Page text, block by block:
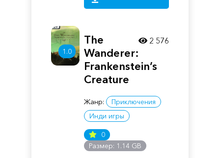
1.0
The
Wanderer:
Frankenstein’s
Creature
Жанр:
Приключения
Инди игры
0
Размер: 1.14 GB
2 576